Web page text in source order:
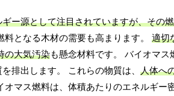
ー源として注目されていますが、その
となる木材の需要も高まります。 適切
の大気汚染も懸念材料です。 バイオマ
排出します。 これらの物質は、 人体へ
オマス燃料は、体積あたりのエネルギー